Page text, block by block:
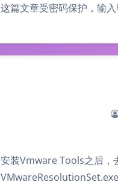
这篇文章受密码保护，输
安装Vmware Tools之后